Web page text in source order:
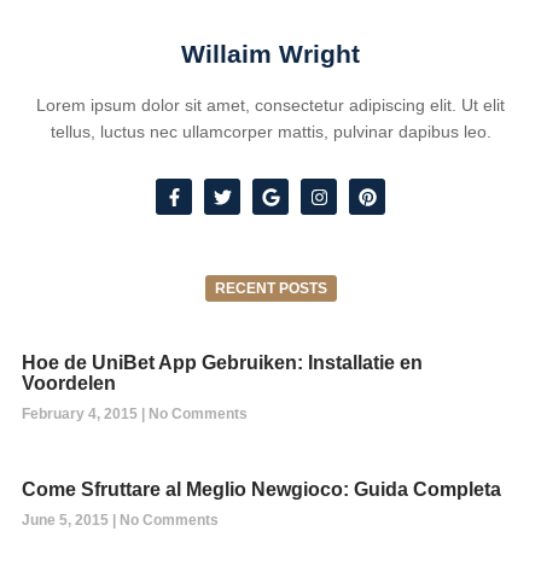
Willaim Wright
Lorem ipsum dolor sit amet, consectetur adipiscing elit. Ut elit
tellus, luctus nec ullamcorper mattis, pulvinar dapibus leo.
RECENT POSTS
Hoe de UniBet App Gebruiken: Installatie en
Voordelen
February 4, 2015 No Comments
Come Sfruttare al Meglio Newgioco: Guida Completa
June 5, 2015 No Comments